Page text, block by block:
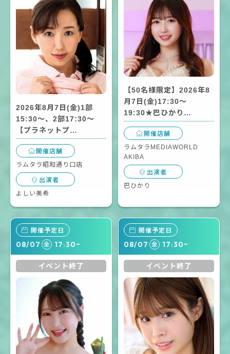
2026年8月7日(金)1部
15:30～、2部17:30～
【プラネットプ…
開催店舗
ラムタラ昭和通り口店
出演者
よしい美希
【50名様限定】2026年8
月7日(金)17:30～
19:30★巴ひかり…
開催店舗
ラムタラMEDIAWORLD
AKIBA
出演者
巴ひかり
開催予定日
08/07 金 17:30~
イベント終了
開催予定日
08/07 金 17:30~
イベント終了